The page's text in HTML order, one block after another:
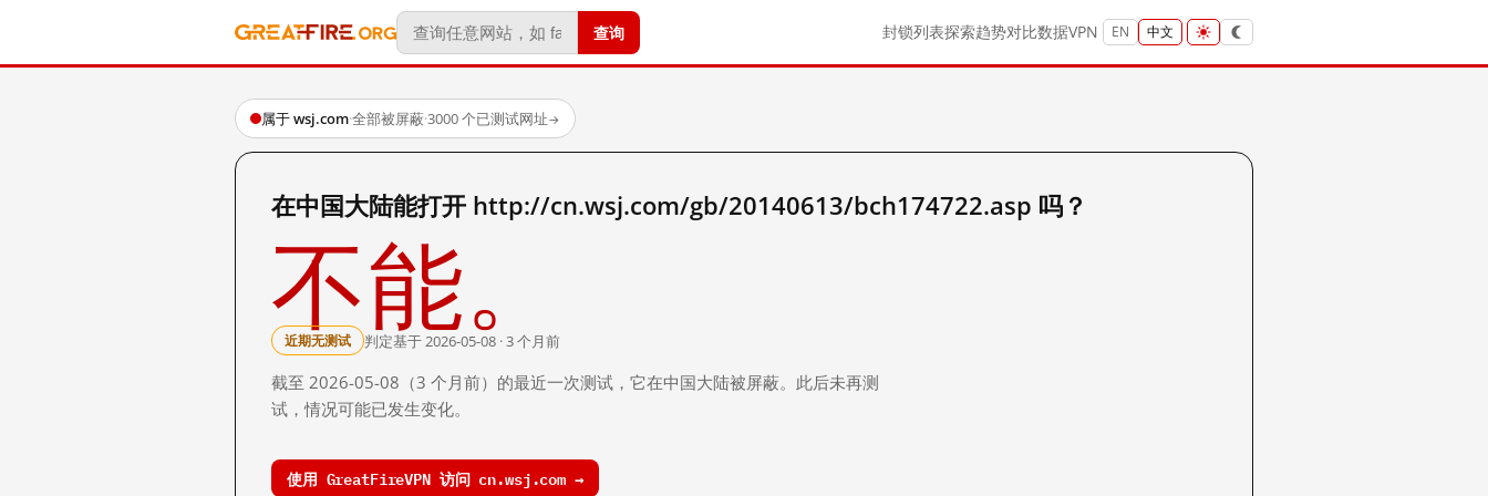
查询 封锁列表探索趋势对比数据VPN EN 中文
属于 wsj.com·全部被屏蔽·3000 个已测试网址→
在中国大陆能打开 http://cn.wsj.com/gb/20140613/bch174722.asp 吗？
不能。
近期无测试 判定基于 2026-05-08 · 3 个月前
截至 2026-05-08（3 个月前）的最近一次测试，它在中国大陆被屏蔽。此后未再测
试，情况可能已发生变化。
使用 GreatFireVPN 访问 cn.wsj.com →